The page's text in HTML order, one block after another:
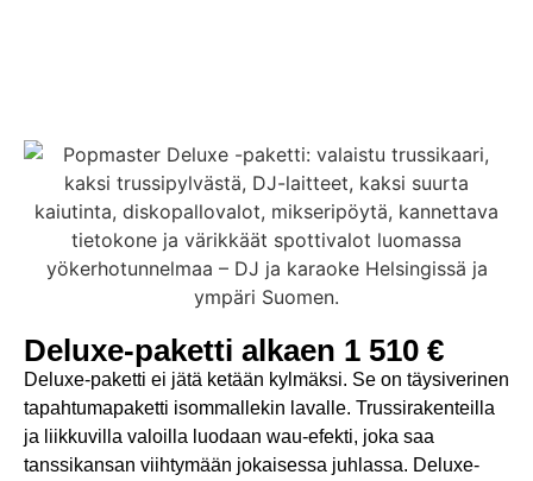
Deluxe-paketti alkaen 1 510 €
Deluxe-paketti ei jätä ketään kylmäksi. Se on täysiverinen
tapahtumapaketti isommallekin lavalle. Trussirakenteilla
ja liikkuvilla valoilla luodaan wau-efekti, joka saa
tanssikansan viihtymään jokaisessa juhlassa. Deluxe-